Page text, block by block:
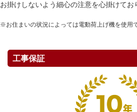
お掛けしないよう細心の注意を心掛けてお
※お住まいの状況によっては電動荷上げ機を使用
工事保証